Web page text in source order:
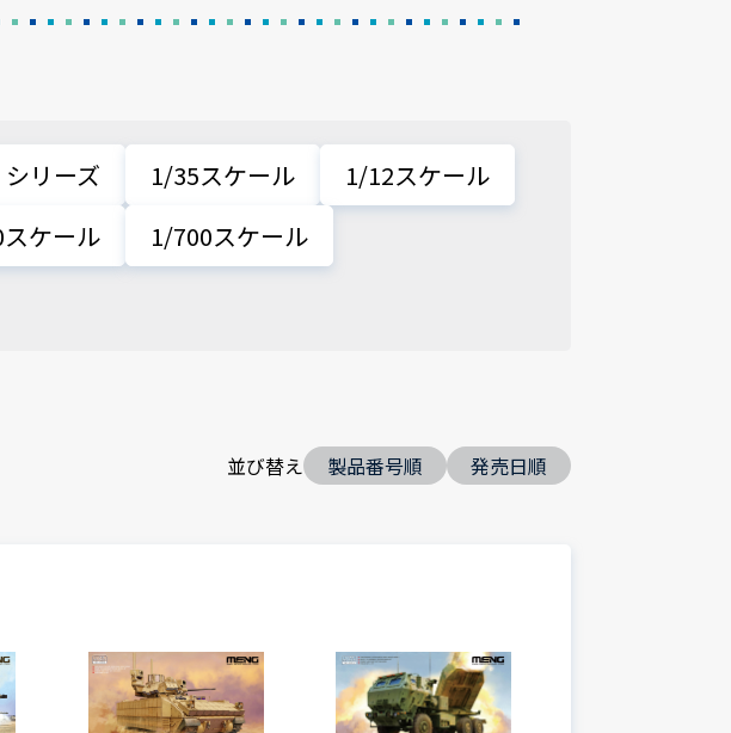
リーズ 1/35スケール
1/12スケール
ケール
1/700スケール
並び替え 製品番号順 発売日順